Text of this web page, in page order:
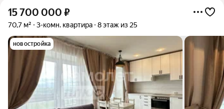
15 700 000 ₽
70,7 м² 3-комн. квартира 8 этаж из 25
новостройка